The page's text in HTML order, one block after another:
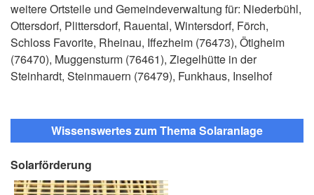
weitere Ortsteile und Gemeindeverwaltung für: Niederbühl,
Ottersdorf, Plittersdorf, Rauental, Wintersdorf, Förch,
Schloss Favorite, Rheinau, Iffezheim (76473), Ötigheim
(76470), Muggensturm (76461), Ziegelhütte in der
Steinhardt, Steinmauern (76479), Funkhaus, Inselhof
Wissenswertes zum Thema Solaranlage
Solarförderung